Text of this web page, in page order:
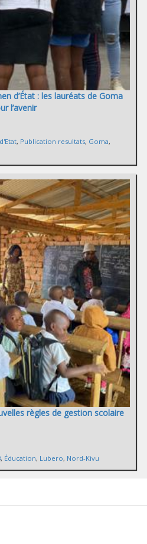
d’État : les lauréats de Goma
l’avenir
, Publication resultats, Goma,
règles de gestion scolaire
, Éducation, Lubero, Nord-Kivu